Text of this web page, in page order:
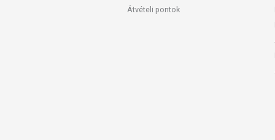
Átvételi pontok